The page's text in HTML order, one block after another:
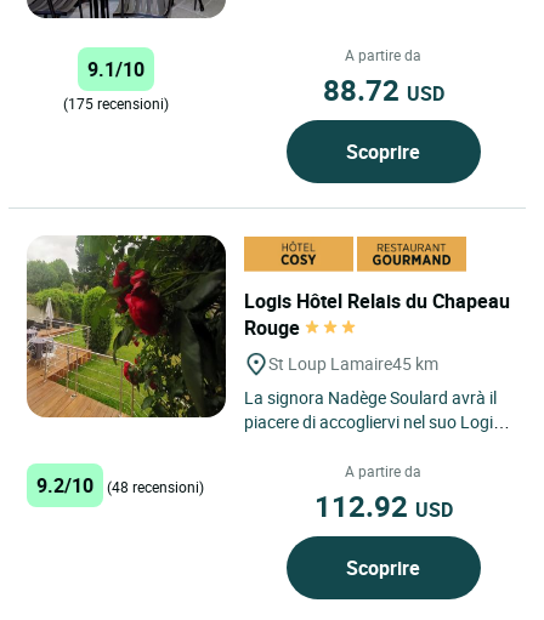
9.1/10
(175 recensioni)
A partire da
88.72 USD
Scoprire
Logis Hôtel Relais du Chapeau
Rouge
St Loup Lamaire45 km
La signora Nadège Soulard avrà il
piacere di accogliervi nel suo Logis
Chapeau Rouge, situato...
9.2/10 (48 recensioni)
A partire da
112.92 USD
Scoprire